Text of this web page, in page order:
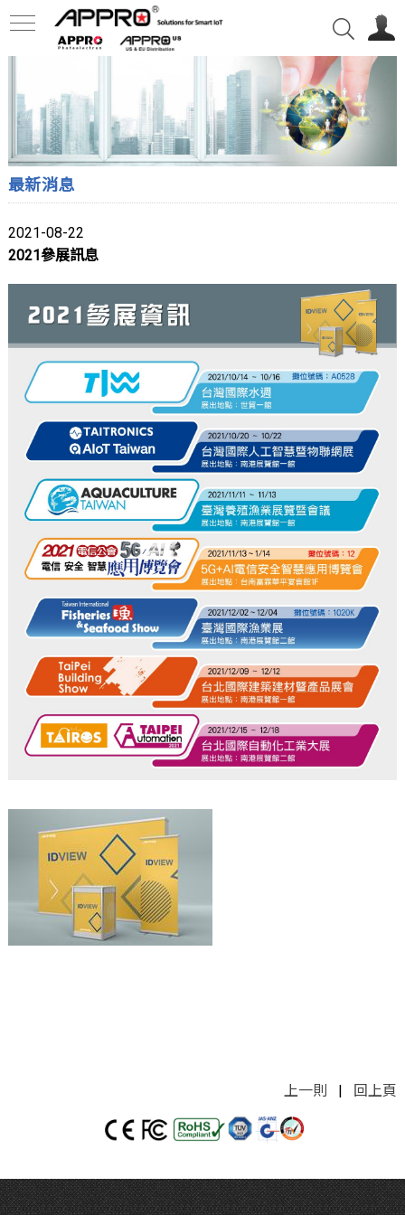
最新消息
2021-08-22
2021參展訊息
上一則 | 回上頁